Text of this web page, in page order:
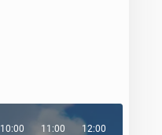
10:00 11:00 12:00